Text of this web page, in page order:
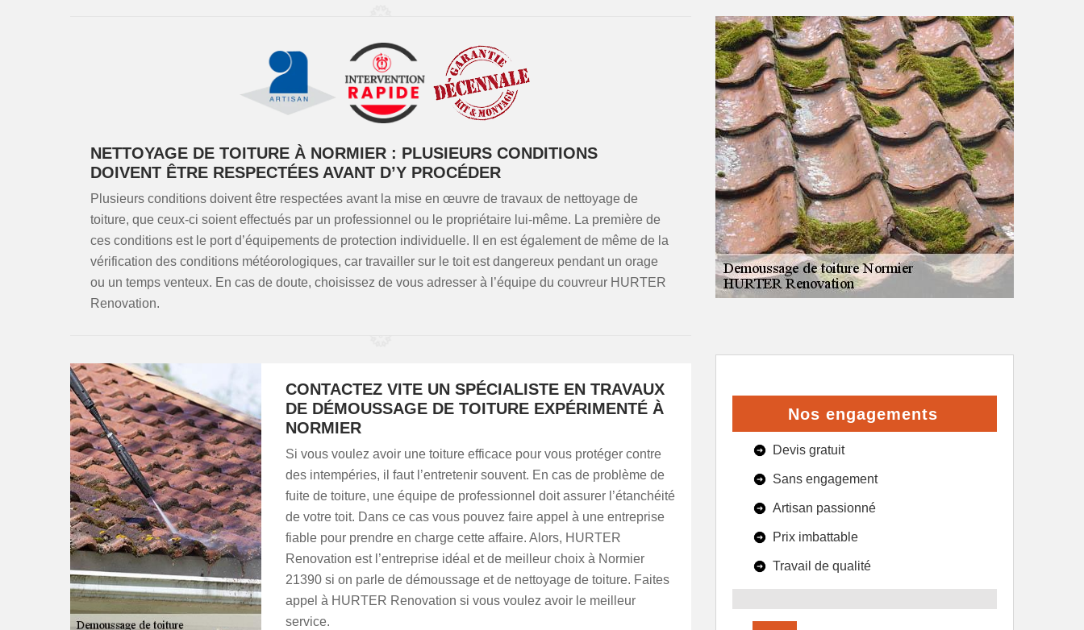
NETTOYAGE DE TOITURE À NORMIER : PLUSIEURS CONDITIONS
DOIVENT ÊTRE RESPECTÉES AVANT D’Y PROCÉDER
Plusieurs conditions doivent être respectées avant la mise en œuvre de travaux de nettoyage de
toiture, que ceux-ci soient effectués par un professionnel ou le propriétaire lui-même. La première de
ces conditions est le port d’équipements de protection individuelle. Il en est également de même de la
vérification des conditions météorologiques, car travailler sur le toit est dangereux pendant un orage
ou un temps venteux. En cas de doute, choisissez de vous adresser à l’équipe du couvreur HURTER
Renovation.
CONTACTEZ VITE UN SPÉCIALISTE EN TRAVAUX
DE DÉMOUSSAGE DE TOITURE EXPÉRIMENTÉ À
NORMIER
Si vous voulez avoir une toiture efficace pour vous protéger contre
des intempéries, il faut l’entretenir souvent. En cas de problème de
fuite de toiture, une équipe de professionnel doit assurer l’étanchéité
de votre toit. Dans ce cas vous pouvez faire appel à une entreprise
fiable pour prendre en charge cette affaire. Alors, HURTER
Renovation est l’entreprise idéal et de meilleur choix à Normier
21390 si on parle de démoussage et de nettoyage de toiture. Faites
appel à HURTER Renovation si vous voulez avoir le meilleur
service.
Nos engagements
Devis gratuit
Sans engagement
Artisan passionné
Prix imbattable
Travail de qualité